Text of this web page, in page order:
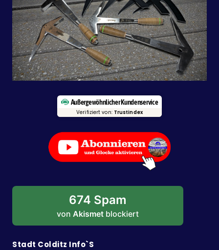
Außergewöhnlicher Kundenservice
Verifiziert von: Trustindex
674 Spam
von Akismet blockiert
Stadt Colditz Info`s